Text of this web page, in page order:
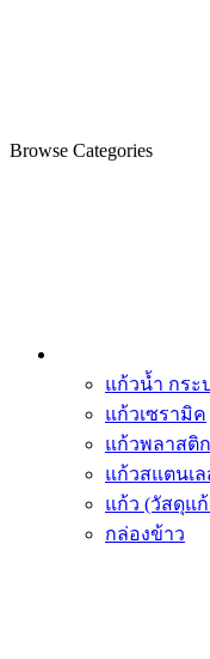
Browse Categories
แก้วน้ำ กระ
แก้วเซรามิค
แก้วพลาสติก
แก้วสแตนเ
แก้ว (วัสดุแ
กล่องข้าว